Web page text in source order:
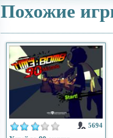
Похожие
5694